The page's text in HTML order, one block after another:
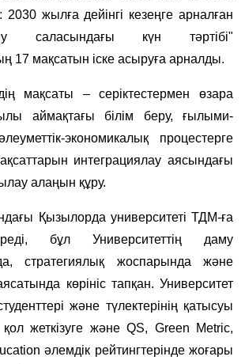
2030 жылға дейінгі кезеңге арналған
саласындағы күн тәртібі"
17 мақсатын іске асыруға арналды.
мақсаты – серіктестермен өзара
аймақтағы білім беру, ғылыми-
экономикалық процестерге
интеграциялау аясындағы
алаңын құру.
Қызылорда университеті ТДМ-ға
бұл Университеттің даму
стратегиялық жоспарында және
көрініс тапқан. Университет
және түлектерінің қатысуы
жеткізуге және QS, Green Metric,
әлемдік рейтингтерінде жоғары